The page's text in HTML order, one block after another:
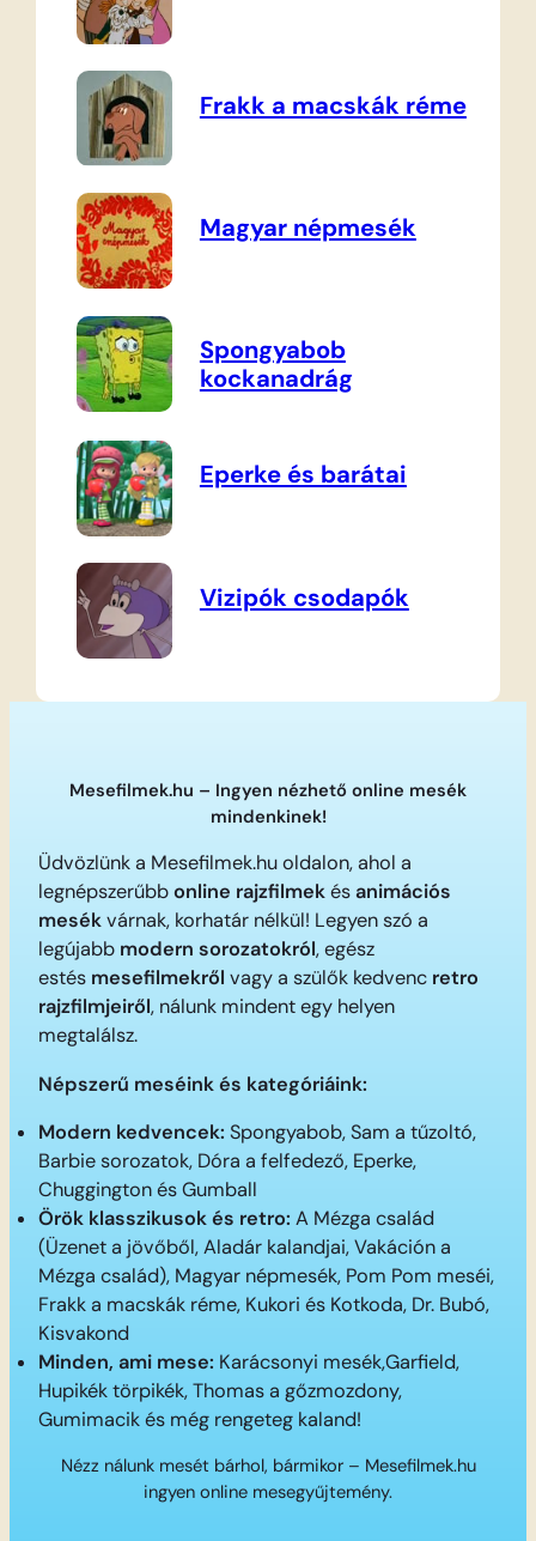
Frakk a macskák réme
Magyar népmesék
Spongyabob
kockanadrág
Eperke és barátai
Vizipók csodapók
Mesefilmek.hu – Ingyen nézhető online mesék
mindenkinek!
Üdvözlünk a Mesefilmek.hu oldalon, ahol a
legnépszerűbbonline rajzfilmekésanimációs
mesékvárnak, korhatár nélkül! Legyen szó a
legújabb modern sorozatokról, egész
estés mesefilmekről vagy a szülők kedvenc retro
rajzfilmjeiről, nálunk mindent egy helyen
megtalálsz.
Népszerű meséink és kategóriáink:
Modern kedvencek: Spongyabob, Sam a tűzoltó,
Barbie sorozatok, Dóra a felfedező, Eperke,
Chuggington és Gumball
Örök klasszikusok és retro: A Mézga család
(Üzenet a jövőből, Aladár kalandjai, Vakáción a
Mézga család), Magyar népmesék, Pom Pom meséi,
Frakk a macskák réme, Kukori és Kotkoda, Dr. Bubó,
Kisvakond
Minden, ami mese: Karácsonyi mesék,Garfield,
Hupikék törpikék, Thomas a gőzmozdony,
Gumimacik és még rengeteg kaland!
Nézz nálunk mesét bárhol, bármikor – Mesefilmek.hu
ingyen online mesegyűjtemény.